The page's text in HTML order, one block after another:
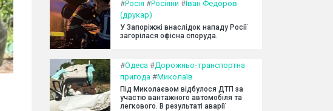
#Росія #Росіяни #Іван Федоров
(друкар)
У Запоріжжі внаслідок нападу Росії
загорілася офісна споруда.
#Одеса #Дорожньо-транспортна
пригода #Миколаїв
Під Миколаєвом відбулося ДТП за
участю вантажного автомобіля та
легкового. В результаті аварії